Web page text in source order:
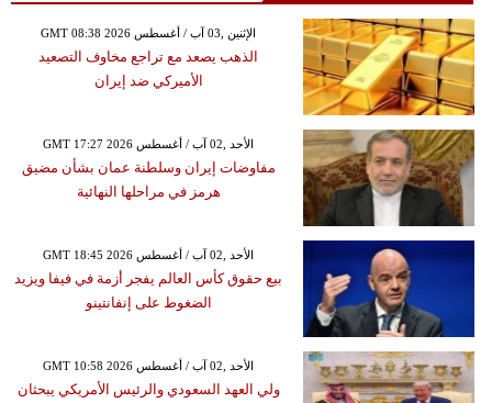
GMT 08:38 2026 الإثنين ,03 آب / أغسطس
الذهب يصعد مع تراجع مخاوف التصعيد
الأميركي ضد إيران
GMT 17:27 2026 الأحد ,02 آب / أغسطس
مفاوضات إيران وسلطنة عمان بشأن مضيق
هرمز في مراحلها النهائية
GMT 18:45 2026 الأحد ,02 آب / أغسطس
بيع حقوق كأس العالم يفجر أزمة في فيفا ويزيد
الضغوط على إنفانتينو
GMT 10:58 2026 الأحد ,02 آب / أغسطس
ولي العهد السعودي والرئيس الأمريكي يبحثان